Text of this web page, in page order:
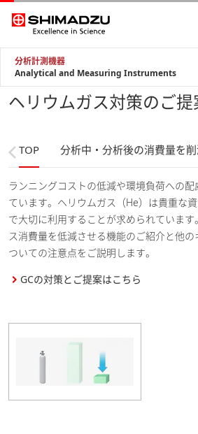
分析計測機器
Analytical and Measuring Instruments
ヘリウムガス対策のご提
TOP 分析中・分析後の消費量を
ランニングコストの低減や環境負荷への
ています。ヘリウムガス（He）は貴重な
で大切に利用することが求められていま
ス消費量を低減させる機能のご紹介と他
ついての注意点をご説明します。
GCの対策とご提案はこちら